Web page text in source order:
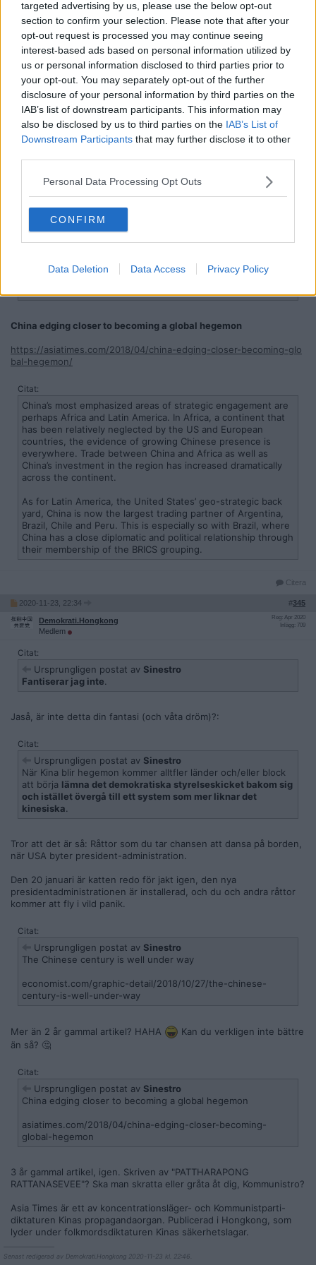
targeted advertising by us, please use the below opt-out
section to confirm your selection. Please note that after your
opt-out request is processed you may continue seeing
interest-based ads based on personal information utilized by
us or personal information disclosed to third parties prior to
your opt-out. You may separately opt-out of the further
disclosure of your personal information by third parties on the
IAB’s list of downstream participants. This information may
also be disclosed by us to third parties on the IAB’s List of
Downstream Participants that may further disclose it to other
Personal Data Processing Opt Outs
CONFIRM
Data Deletion Data Access Privacy Policy
Till skillnad från dig fantiserar jag inte;
Asia-Pacific countries including China sign world's biggest trade
pact
https://www.euronews.com/2020/11/15/asia-pacific-countries-incl
uding-china-sign-world-s-biggest-trade-pact
The Chinese century is well under way
e-century-is-well-under-way
For all its talk of a “peaceful rise”, China has steadily beefed
up its military investment—even as the rest of the world cut
back after the end of the cold war. As a result, the People’s
Liberation Army accounts for over 60% of the total increase
has come at a considerable cost to the environment: China is
also the source of 55% of the increase in the world’s carbon
China edging closer to becoming a global hegemon
https://asiatimes.com/2018/04/china-edging-closer-becoming-glo
bal-hegemon/
Citat:
China’s most emphasized areas of strategic engagement are
perhaps Africa and Latin America. In Africa, a continent that
has been relatively neglected by the US and European
countries, the evidence of growing Chinese presence is
everywhere. Trade between China and Africa as well as
China’s investment in the region has increased dramatically
across the continent.
As for Latin America, the United States’ geo-strategic back
yard, China is now the largest trading partner of Argentina,
Brazil, Chile and Peru. This is especially so with Brazil, where
China has a close diplomatic and political relationship through
their membership of the BRICS grouping.
Citera
2020-11-23, 22:34 #345
Demokrati.Hongkong
Medlem
Reg: Apr 2020
Inlägg: 709
Citat:
Ursprungligen postat av Sinestro
Fantiserar jag inte
Jaså, är inte detta din fantasi (och våta dröm)?:
Citat:
Ursprungligen postat av Sinestro
När Kina blir hegemon kommer alltfler länder och/eller block
att börja lämna det demokratiska styrelseskicket bakom sig
och istället övergå till ett system som mer liknar det
kinesiska
Tror att det är så: Råttor som du tar chansen att dansa på borden,
när USA byter president-administration.
Den 20 januari är katten redo för jakt igen, den nya
presidentadministrationen är installerad, och du och andra råttor
kommer att fly i vild panik.
Citat:
Ursprungligen postat av Sinestro
The Chinese century is well under way
economist.com/graphic-detail/2018/10/27/the-chinese-
century-is-well-under-way
Mer än 2 år gammal artikel? HAHA
Kan du verkligen inte bättre
än så? 🤔
Citat:
Ursprungligen postat av Sinestro
China edging closer to becoming a global hegemon
asiatimes.com/2018/04/china-edging-closer-becoming-
global-hegemon
3 år gammal artikel, igen. Skriven av "PATTHARAPONG
RATTANASEVEE"? Ska man skratta eller gråta åt dig, Kommunistro?
Asia Times är ett av koncentrationsläger- och Kommunistparti-
diktaturen Kinas propagandaorgan. Publicerad i Hongkong, som
lyder under folkmordsdiktaturen Kinas säkerhetslagar.
Senast redigerad av Demokrati.Hongkong 2020-11-23 kl. 22:46.